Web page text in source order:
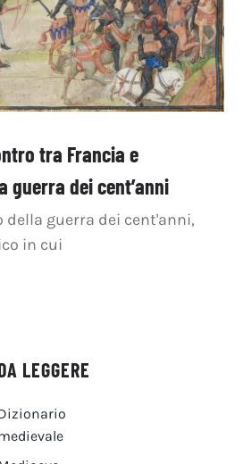
tra Francia e
guerra dei cent’anni
della guerra dei cent'anni,
in cui
LEGGERE